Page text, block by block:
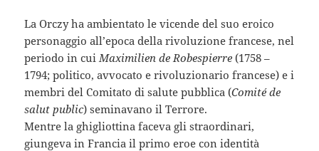
La Orczy ha ambientato le vicende del suo eroico
personaggio all’epoca della rivoluzione francese, nel
periodo in cui Maximilien de Robespierre (1758 –
1794; politico, avvocato e rivoluzionario francese) e i
membri del Comitato di salute pubblica (Comité de
salut public) seminavano il Terrore.
Mentre la ghigliottina faceva gli straordinari,
giungeva in Francia il primo eroe con identità